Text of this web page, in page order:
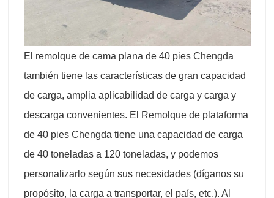
El remolque de cama plana de 40 pies Chengda
también tiene las características de gran capacidad
de carga, amplia aplicabilidad de carga y carga y
descarga convenientes. El Remolque de plataforma
de 40 pies Chengda tiene una capacidad de carga
de 40 toneladas a 120 toneladas, y podemos
personalizarlo según sus necesidades (díganos su
propósito, la carga a transportar, el país, etc.). Al